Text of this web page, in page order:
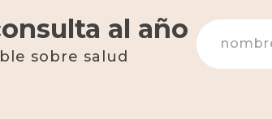
al año
sobre salud